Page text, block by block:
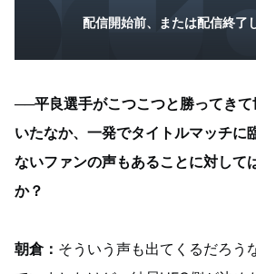
配信開始前、または配信終了
──平良選手がこつこつと勝ってき
いたなか、一発でタイトルマッチに
ないファンの声もあることに対して
か？
朝倉： そういう声も出てくるだろう